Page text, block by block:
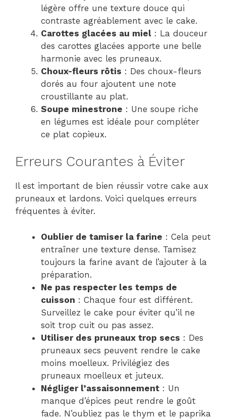
légère offre une texture douce qui
contraste agréablement avec le cake.
Carottes glacées au miel : La douceur
des carottes glacées apporte une belle
harmonie avec les pruneaux.
Choux-fleurs rôtis : Des choux-fleurs
dorés au four ajoutent une note
croustillante au plat.
Soupe minestrone : Une soupe riche
en légumes est idéale pour compléter
ce plat copieux.
Erreurs Courantes à Éviter
Il est important de bien réussir votre cake aux
pruneaux et lardons. Voici quelques erreurs
fréquentes à éviter.
Oublier de tamiser la farine : Cela peut
entraîner une texture dense. Tamisez
toujours la farine avant de l’ajouter à la
préparation.
Ne pas respecter les temps de
cuisson : Chaque four est différent.
Surveillez le cake pour éviter qu’il ne
soit trop cuit ou pas assez.
Utiliser des pruneaux trop secs : Des
pruneaux secs peuvent rendre le cake
moins moelleux. Privilégiez des
pruneaux moelleux et juteux.
Négliger l’assaisonnement : Un
manque d’épices peut rendre le goût
fade. N’oubliez pas le thym et le paprika